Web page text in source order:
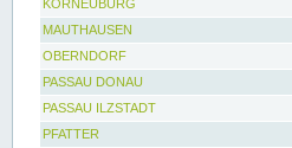
KORNEUBURG
MAUTHAUSEN
OBERNDORF
PASSAU DONAU
PASSAU ILZSTADT
PFATTER